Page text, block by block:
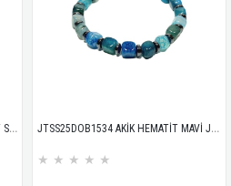
JTSS25DOB1533 AKİK CEYT HEMATİT SARI YEŞİL JANTİ DOĞALTAŞ BİLEKLİK JTSS25DOB1534 AKİK HEMATİT MAVİ JANTİ DOĞALTAŞ BİLEKLİK
★ ★ ★ ★ ★